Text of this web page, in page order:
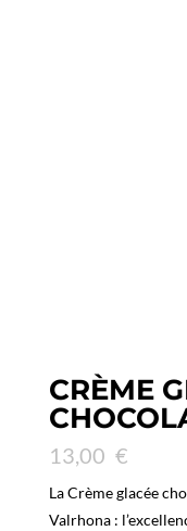
CRÈME
13,00 €
La Crème glacée
Valrhona :